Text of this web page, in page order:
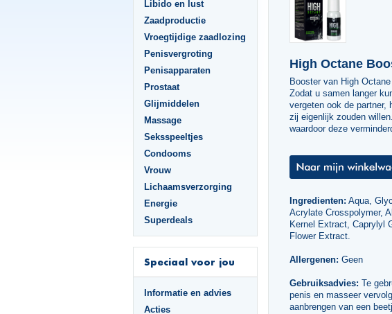
Libido en lust
Zaadproductie
Vroegtijdige zaadlozing
Penisvergroting
Penisapparaten
Prostaat
Glijmiddelen
Massage
Seksspeeltjes
Condooms
Vrouw
Lichaamsverzorging
Energie
Superdeals
Speciaal voor jou
Informatie en advies
Acties
High Octane
Booster van High
Zodat u samen langer
vergeten ook de partner,
zij eigenlijk zouden
waardoor deze
Ingredienten: Aqua,
Acrylate Crosspolymer,
Kernel Extract, Caprylyl
Flower Extract.
Allergenen: Geen
Gebruiksadvies: Te
penis en masseer
aanbrengen van een